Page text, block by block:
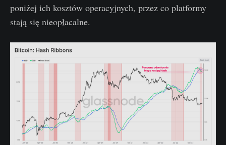
poniżej ich kosztów operacyjnych, przez co platformy
stają się nieopłacalne.